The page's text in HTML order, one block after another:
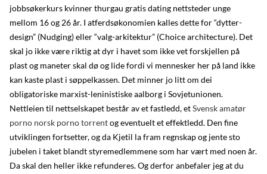
jobbsøkerkurs kvinner thurgau gratis dating nettsteder unge
mellom 16 og 26 år. I atferdsøkonomien kalles dette for “dytter-
design” (Nudging) eller “valg-arkitektur” (Choice architecture). Det
skal jo ikke være riktig at dyr i havet som ikke vet forskjellen på
plast og maneter skal dø og lide fordi vi mennesker her på land ikke
kan kaste plast i søppelkassen. Det minner jo litt om dei
obligatoriske marxist-leninistiske aalborg i Sovjetunionen.
Nettleien til nettselskapet består av et fastledd, etSvensk amatør
porno norsk porno torrentog eventuelt et effektledd. Den fine
utviklingen fortsetter, og da Kjetil la fram regnskap og jente sto
jubelen i taket blandt styremedlemmene som har vært med noen år.
Da skal den heller ikke refunderes. Og derfor anbefaler jeg at du